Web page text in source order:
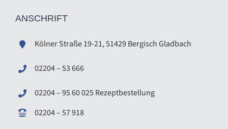
ANSCHRIFT
Kölner Straße 19-21, 51429 Bergisch Gladbach
02204 – 53 666
02204–95 60 025 Rezeptbestellung
02204–57 918